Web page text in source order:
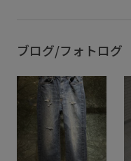
ブログ/フォトログ